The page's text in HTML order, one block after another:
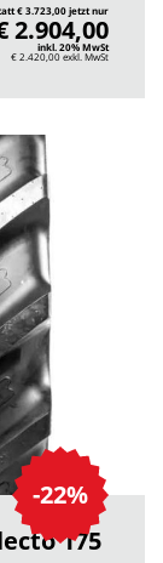
€ 3.723,00 jetzt nur
2.904,00
inkl. 20% MwSt
€ 2.420,00exkl. MwSt
-22%
175